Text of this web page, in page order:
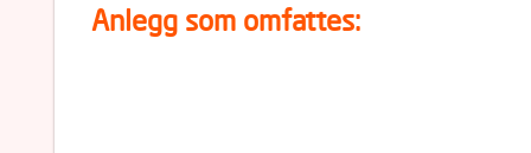
Anlegg som omfattes: